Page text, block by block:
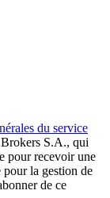
du service
S.A., qui
pour recevoir une
pour la gestion de
de ce